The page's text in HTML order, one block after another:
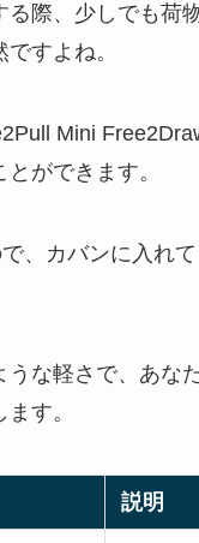
る際、少しでも荷
すよね。
Mini
ができます。
、カバンに入れ
うな軽さで、あな
す。
説明